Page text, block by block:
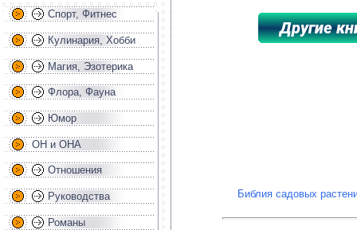
Спорт, Фитнес
Кулинария, Хобби
Магия, Эзотерика
Флора, Фауна
Юмор
ОН и ОНА
Отношения
Руководства
Романы
Библия садовых